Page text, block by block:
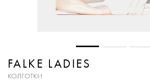
FALKE LADIES
КОЛГОТКИ